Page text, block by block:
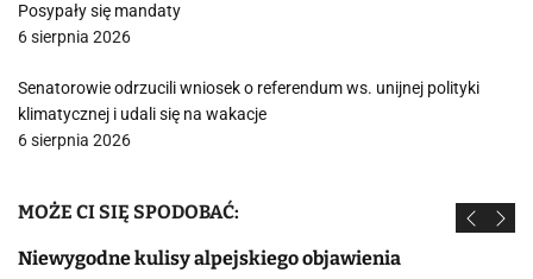
Posypały się mandaty
6 sierpnia 2026
Senatorowie odrzucili wniosek o referendum ws. unijnej polityki
klimatycznej i udali się na wakacje
6 sierpnia 2026
MOŻE CI SIĘ SPODOBAĆ:
Niewygodne kulisy alpejskiego objawienia